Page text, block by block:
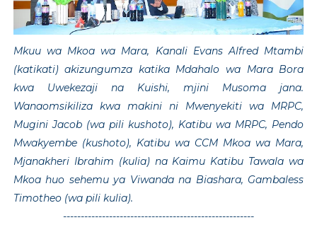
Mkuu wa Mkoa wa Mara, Kanali Evans Alfred Mtambi
(katikati) akizungumza katika Mdahalo wa Mara Bora
kwa Uwekezaji na Kuishi, mjini Musoma jana.
Wanaomsikiliza kwa makini ni Mwenyekiti wa MRPC,
Mugini Jacob (wa pili kushoto), Katibu wa MRPC, Pendo
Mwakyembe (kushoto), Katibu wa CCM Mkoa wa Mara,
Mjanakheri Ibrahim (kulia) na Kaimu Katibu Tawala wa
Mkoa huo sehemu ya Viwanda na Biashara, Gambaless
Timotheo (wa pili kulia).
------------------------------------------------------